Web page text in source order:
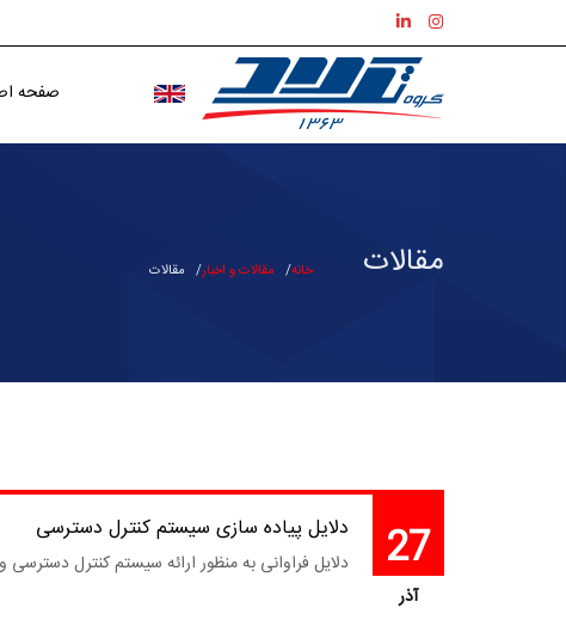
صفحه
مقالات خانه مقالات و اخبار مقالات
27
آذر
دلایل پیاده سازی سیستم کنترل دسترسی
دلایل فراوانی به منظور ارائه سیستم کنترل